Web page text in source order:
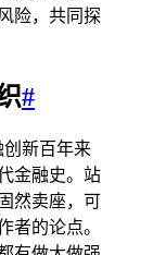
险，共同探
#
创新百年来
金融史。站
然卖座，可
者的论点。